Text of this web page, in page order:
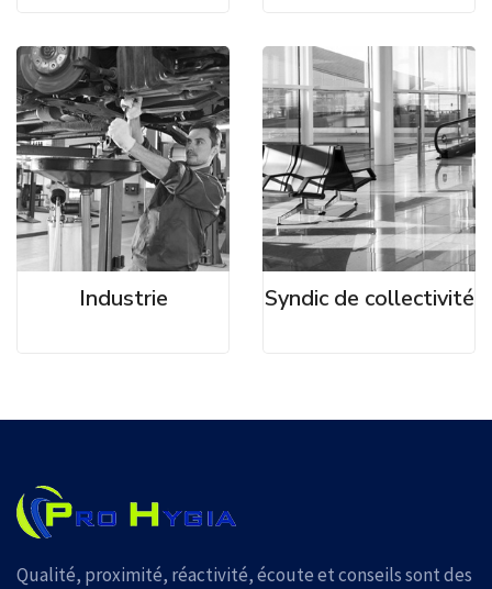
Industrie Syndic de collectivité
Qualité, proximité, réactivité, écoute et conseils sont des